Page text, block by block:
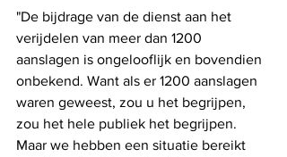
"De bijdrage van de dienst aan het
verijdelen van meer dan 1200
aanslagen is ongelooflijk en bovendien
onbekend. Want als er 1200 aanslagen
waren geweest, zou u het begrijpen,
zou het hele publiek het begrijpen.
Maar we hebben een situatie bereikt